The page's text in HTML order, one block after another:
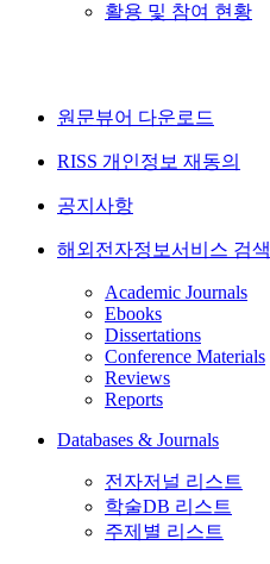
활용 및 참여 현황
원문뷰어 다운로드
RISS 개인정보 재동의
공지사항
해외전자정보서비스 검색
Academic Journals
Ebooks
Dissertations
Conference Materials
Reviews
Reports
Databases & Journals
전자저널 리스트
학술DB 리스트
주제별 리스트